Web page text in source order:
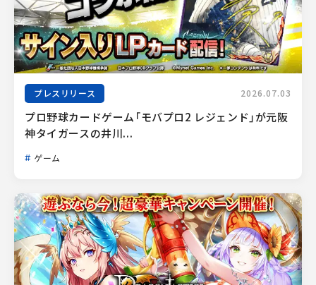
プレスリリース 2026.07.03
プロ野球カードゲーム「モバプロ2 レジェンド」が元阪
神タイガースの井川...
ゲーム